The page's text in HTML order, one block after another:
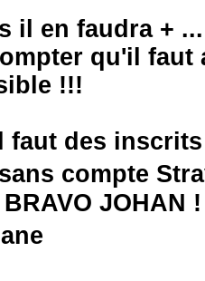
il en faudra + ...
qu'il faut
!!!
faut des
compte
JOHAN !